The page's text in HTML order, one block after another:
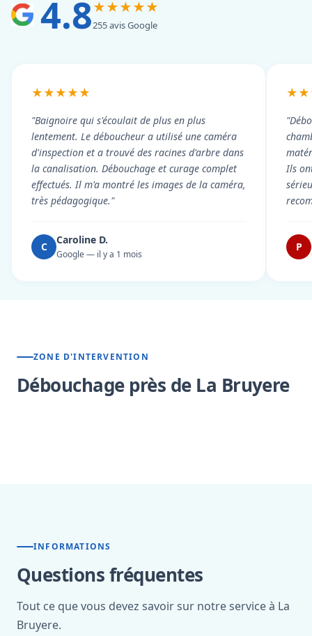
4.8★★★★★
255 avis Google
★★★★★
"Baignoire qui s'écoulait de plus en plus
lentement. Le déboucheur a utilisé une caméra
d'inspection et a trouvé des racines d'arbre dans
la canalisation. Débouchage et curage complet
effectués. Il m'a montré les images de la caméra,
très pédagogique."
C
Caroline D.
Google — il y a 1 mois
Ils
P
ZONE D'INTERVENTION
Débouchage près de La Bruyere
INFORMATIONS
Questions fréquentes
Tout ce que vous devez savoir sur notre service à La
Bruyere.